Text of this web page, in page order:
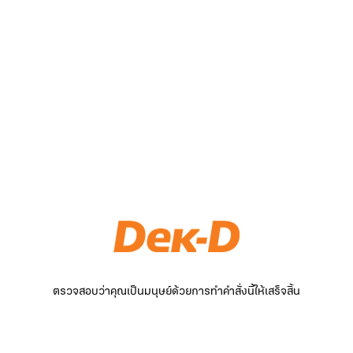
ตรวจสอบว่าคุณเป็นมนุษย์ด้วยการทำคำสั่งนี้ให้เสร็จสิ้น